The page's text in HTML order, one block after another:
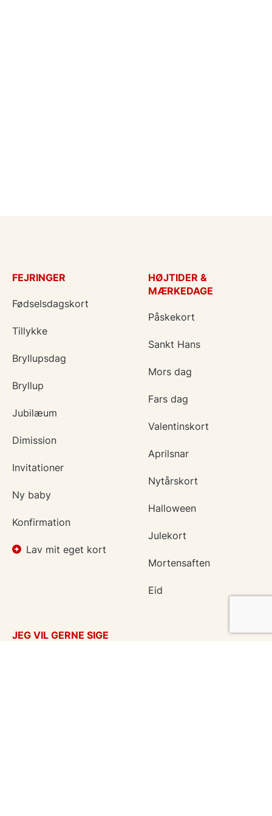
FEJRINGER
Fødselsdagskort
Tillykke
Bryllupsdag
Bryllup
Jubilæum
Dimission
Invitationer
Ny baby
Konfirmation
Lav mit eget kort
HØJTIDER &
MÆRKEDAGE
Påskekort
Sankt Hans
Mors dag
Fars dag
Valentinskort
Aprilsnar
Nytårskort
Halloween
Julekort
Mortensaften
Eid
JEG VIL GERNE SIGE